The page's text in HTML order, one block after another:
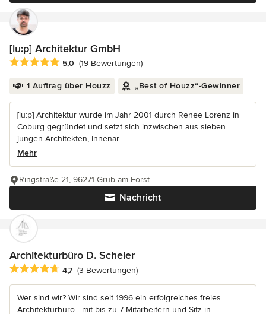
[lu:p] Architektur GmbH
Durchschnittliche Bewertung: 5 von 5 Sternen
5,0 (19 Bewertungen)
1 Auftrag über Houzz „Best of Houzz“-Gewinner
[lu:p] Architektur wurde im Jahr 2001 durch Renee Lorenz in
Coburg gegründet und setzt sich inzwischen aus sieben
jungen Architekten, Innenar...
Mehr
Nachricht
Ringstraße 21, 96271 Grub am Forst
Architekturbüro D. Scheler
Durchschnittliche Bewertung: 4.7 von 5 Sternen
4,7 (3 Bewertungen)
Wer sind wir? Wir sind seit 1996 ein erfolgreiches freies
Architekturbüro mit bis zu 7 Mitarbeitern und Sitz in